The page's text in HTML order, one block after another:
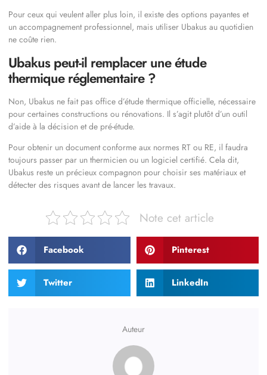
Pour ceux qui veulent aller plus loin, il existe des options payantes et
un accompagnement professionnel, mais utiliser Ubakus au quotidien
ne coûte rien.
Ubakus peut-il remplacer une étude
thermique réglementaire ?
Non, Ubakus ne fait pas office d’étude thermique officielle, nécessaire
pour certaines constructions ou rénovations. Il s’agit plutôt d’un outil
d’aide à la décision et de pré-étude.
Pour obtenir un document conforme aux normes RT ou RE, il faudra
toujours passer par un thermicien ou un logiciel certifié. Cela dit,
Ubakus reste un précieux compagnon pour choisir ses matériaux et
détecter des risques avant de lancer les travaux.
Note cet article
Facebook Pinterest
Twitter LinkedIn
Auteur